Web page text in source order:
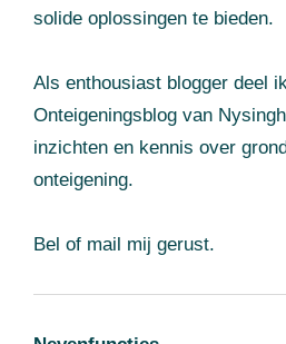
solide oplossingen te bieden.
Als enthousiast blogger deel
Onteigeningsblog van
inzichten en kennis over
onteigening.
Bel of mail mij gerust.